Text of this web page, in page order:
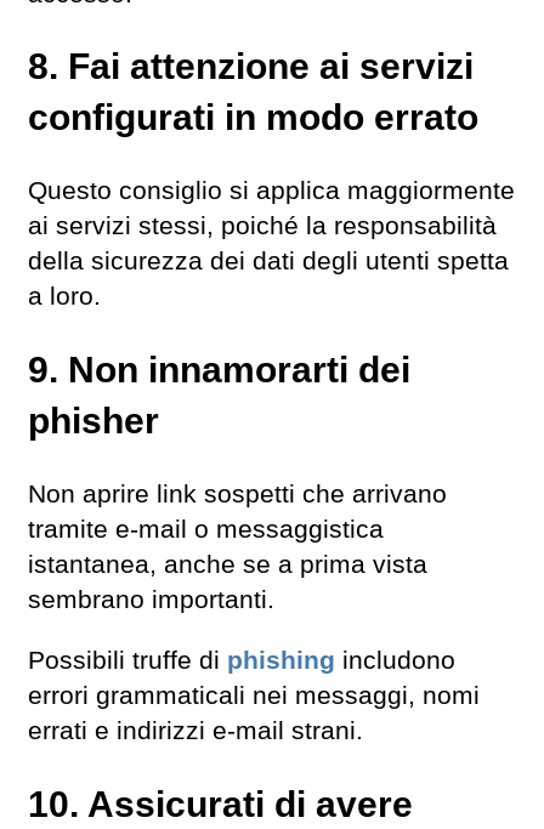
8. Fai attenzione ai servizi
configurati in modo errato
Questo consiglio si applica maggiormente
ai servizi stessi, poiché la responsabilità
della sicurezza dei dati degli utenti spetta
a loro.
9. Non innamorarti dei
phisher
Non aprire link sospetti che arrivano
tramite e-mail o messaggistica
istantanea, anche se a prima vista
sembrano importanti.
Possibili truffe di phishing includono
errori grammaticali nei messaggi, nomi
errati e indirizzi e-mail strani.
10. Assicurati di avere